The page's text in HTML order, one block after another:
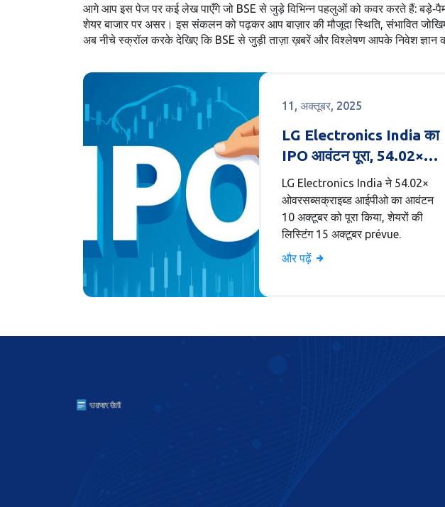
आगे आप इस पेज पर कई लेख पाएँगे जो BSE से जुड़े विभिन्न पहलुओं को कवर करते हैं:
शेयर बाजार पर असर। इस संकलन को पढ़कर आप बाज़ार की मौजूदा स्थिति, संभावित
अब नीचे स्क्रॉल करके देखिए कि BSE से जुड़ी ताज़ा ख़बरें और विश्लेषण आपके निवेश ज्ञान
11, अक्तूबर, 2025
LG Electronics India का
IPO आवंटन पूरा, 54.02×
ओवरसब्सक्राइब्ड
LG Electronics India ने 54.02×
ओवरसब्सक्राइब्ड आईपीओ का आवंटन
10 अक्टूबर को पूरा किया, शेयरों की
लिस्टिंग 15 अक्टूबर prévue.
और पढ़ें